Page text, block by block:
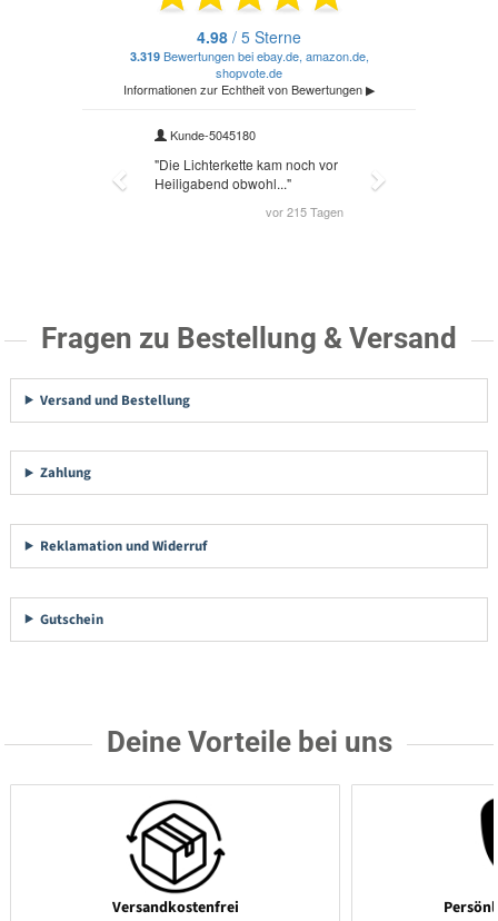
Fragen zu Bestellung & Versand
Versand und Bestellung
Zahlung
Reklamation und Widerruf
Gutschein
Deine Vorteile bei uns
Versandkostenfrei